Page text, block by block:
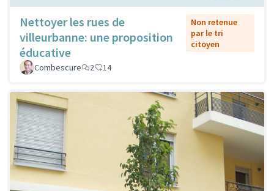
Nettoyer les rues de
villeurbanne: une proposition
éducative
Non retenue
par le tri
citoyen
Combescure 2 14